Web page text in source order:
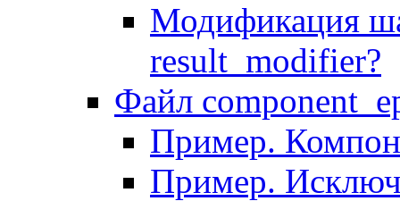
Модификация
result_modifier?
Файл
Пример.
Пример.